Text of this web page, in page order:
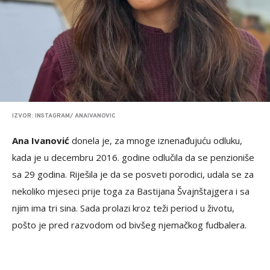
IZVOR: INSTAGRAM/ ANAIVANOVIC
Ana Ivanović donela je, za mnoge iznenađujuću odluku,
kada je u decembru 2016. godine odlučila da se penzioniše
sa 29 godina. Riješila je da se posveti porodici, udala se za
nekoliko mjeseci prije toga za Bastijana Švajnštajgera i sa
njim ima tri sina. Sada prolazi kroz teži period u životu,
pošto je pred razvodom od bivšeg njemačkog fudbalera.